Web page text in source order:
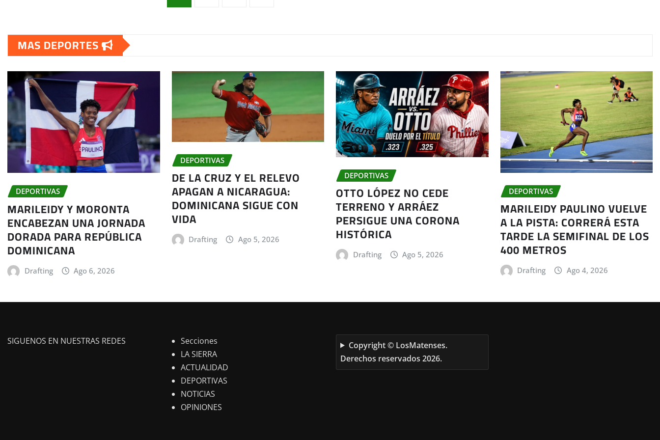
de
entradas
MAS DEPORTES
DEPORTIVAS
MARILEIDY Y MORONTA
ENCABEZAN UNA JORNADA
DORADA PARA REPÚBLICA
DOMINICANA
Drafting Ago 6, 2026
DEPORTIVAS
DE LA CRUZ Y EL RELEVO
APAGAN A NICARAGUA:
DOMINICANA SIGUE CON
VIDA
Drafting Ago 5, 2026
DEPORTIVAS
OTTO LÓPEZ NO CEDE
TERRENO Y ARRÁEZ
PERSIGUE UNA CORONA
HISTÓRICA
Drafting Ago 5, 2026
DEPORTIVAS
MARILEIDY PAULINO VUELVE
A LA PISTA: CORRERÁ ESTA
TARDE LA SEMIFINAL DE LOS
400 METROS
Drafting Ago 4, 2026
SIGUENOS EN NUESTRAS REDES
Secciones
LA SIERRA
ACTUALIDAD
DEPORTIVAS
NOTICIAS
OPINIONES
Copyright © LosMatenses.
Derechos reservados 2026.